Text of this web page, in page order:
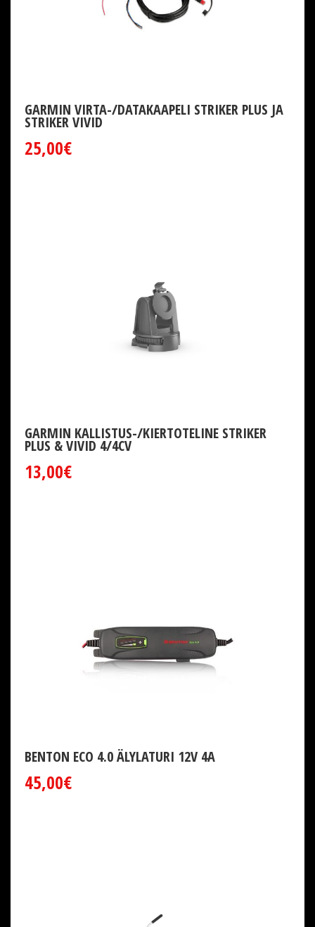
GARMIN VIRTA-/DATAKAAPELI STRIKER PLUS JA
STRIKER VIVID
25,00€
GARMIN KALLISTUS-/KIERTOTELINE STRIKER
PLUS & VIVID 4/4CV
13,00€
BENTON ECO 4.0 ÄLYLATURI 12V 4A
45,00€